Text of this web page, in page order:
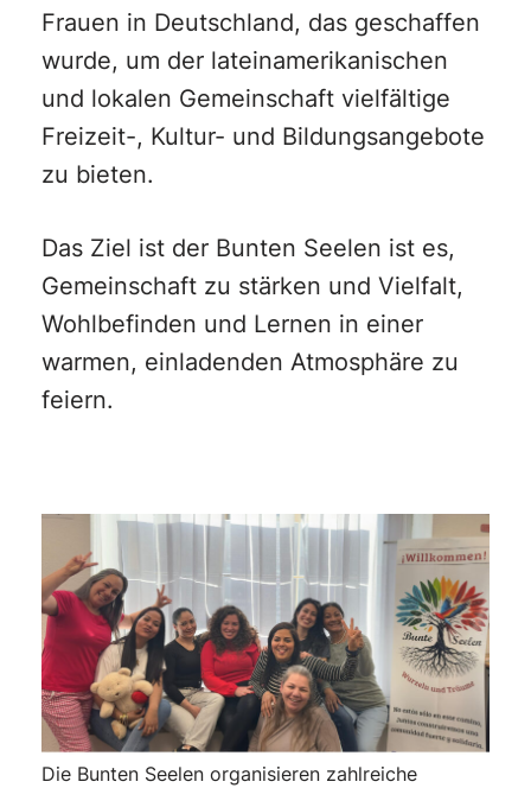
Frauen in Deutschland, das geschaffen
wurde, um der lateinamerikanischen
und lokalen Gemeinschaft vielfältige
Freizeit-, Kultur- und Bildungsangebote
zu bieten.
Das Ziel ist der Bunten Seelen ist es,
Gemeinschaft zu stärken und Vielfalt,
Wohlbefinden und Lernen in einer
warmen, einladenden Atmosphäre zu
feiern.
Die Bunten Seelen organisieren zahlreiche